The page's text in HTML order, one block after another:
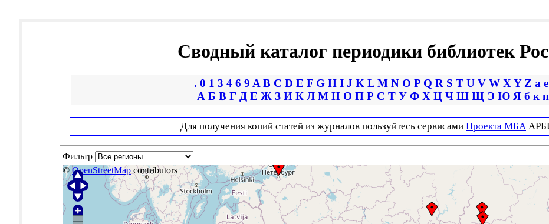
Сводный каталог периодики библиотек
. 0 1 3 4 6 9 A B C D E F G H I J K L M N O P Q R S T U V W X Y Z a e
А Б В Г Д Е Ж З И К Л М Н О П Р С Т У Ф Х Ц Ч Ш Щ Э Ю Я б к п
Для получения копий статей из журналов пользуйтесь сервисами Проекта МБА
Фильтр
©OpenStreetMap contributors